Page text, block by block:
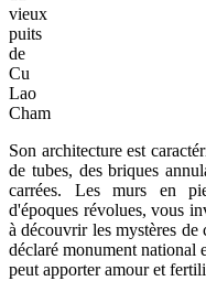
vieux
puits
de
Cu
Lao
Cham
Son architecture est
de tubes, des briques
carrées. Les murs en
d'époques révolues, vous
à découvrir les mystères
déclaré monument national
peut apporter amour et